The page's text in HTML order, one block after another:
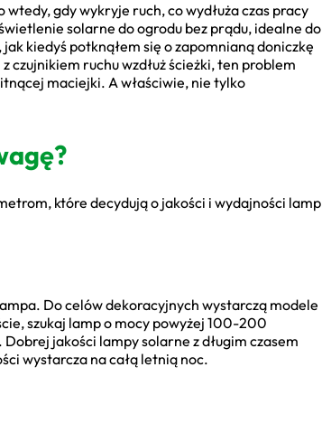
gdy wykryje ruch, co wydłuża czas pracy
solarne do ogrodu bez prądu, idealne do
kiedyś potknąłem się o zapomnianą doniczkę
ruchu wzdłuż ścieżki, ten problem
maciejki. A właściwie, nie tylko
które decydują o jakości i wydajności lamp
Do celów dekoracyjnych wystarczą modele
szukaj lamp o mocy powyżej 100-200
jakości lampy solarne z długim czasem
wystarcza na całą letnią noc.